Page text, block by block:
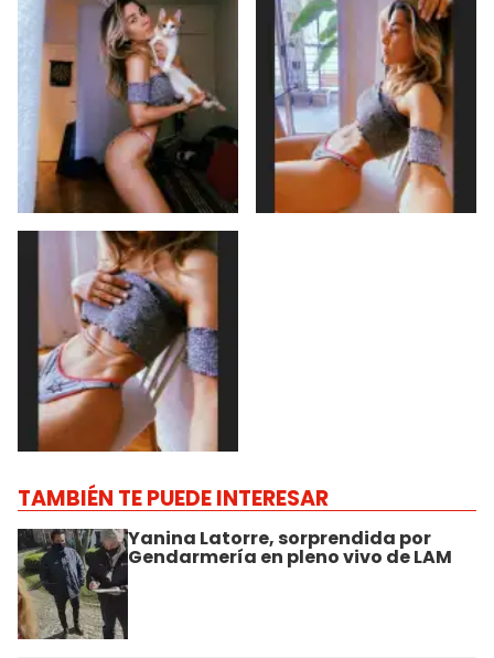
TAMBIÉN TE PUEDE INTERESAR
Yanina Latorre, sorprendida por
Gendarmería en pleno vivo de LAM